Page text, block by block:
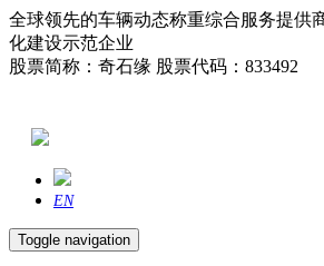
全球领先的车辆动态称重综合服务提供
化建设示范企业
股票简称：奇石缘 股票代码：833492
EN
Toggle navigation